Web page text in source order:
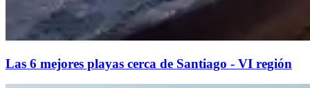
Las 6 mejores playas cerca de Santiago - VI región